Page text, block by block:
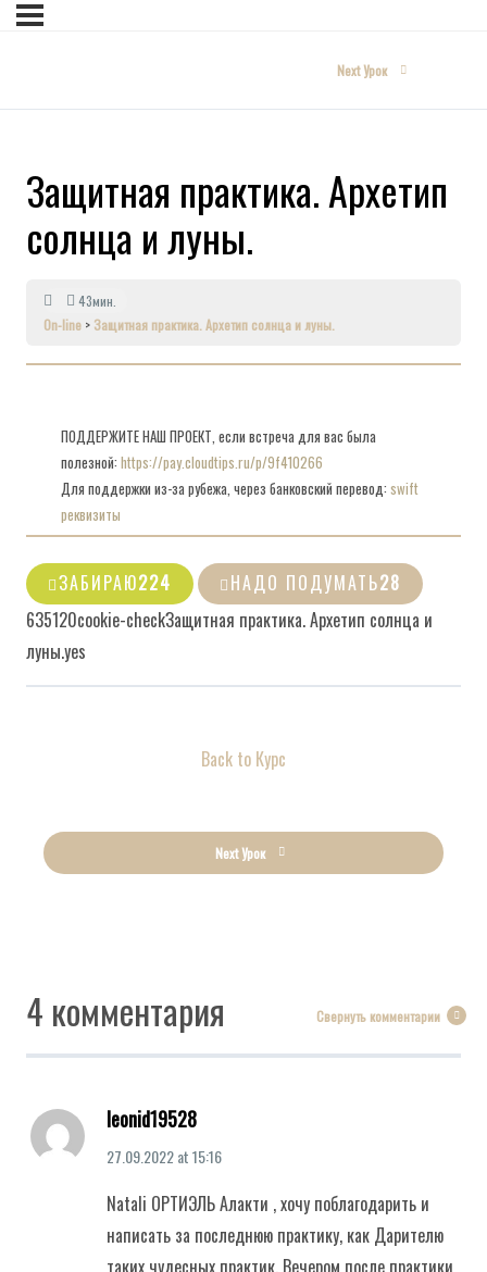
Next Урок
Защитная практика. Архетип
солнца и луны.
43мин.
On-line
Защитная практика. Архетип солнца и луны.
ПОДДЕРЖИТЕ НАШ ПРОЕКТ, если встреча для вас была
полезной: https://pay.cloudtips.ru/p/9f410266
Для поддержки из-за рубежа, через банковский перевод: swift
реквизиты
ЗАБИРАЮ224 НАДО ПОДУМАТЬ28
635120cookie-checkЗащитная практика. Архетип солнца и
луны.yes
Back to Курс
Next Урок
4 комментария Свернуть комментарии
leonid19528
27.09.2022at15:16
Natali ОРТИЭЛЬ Алакти , хочу поблагодарить и
написать за последнюю практику, как Дарителю
таких чудесных практик. Вечером после практики